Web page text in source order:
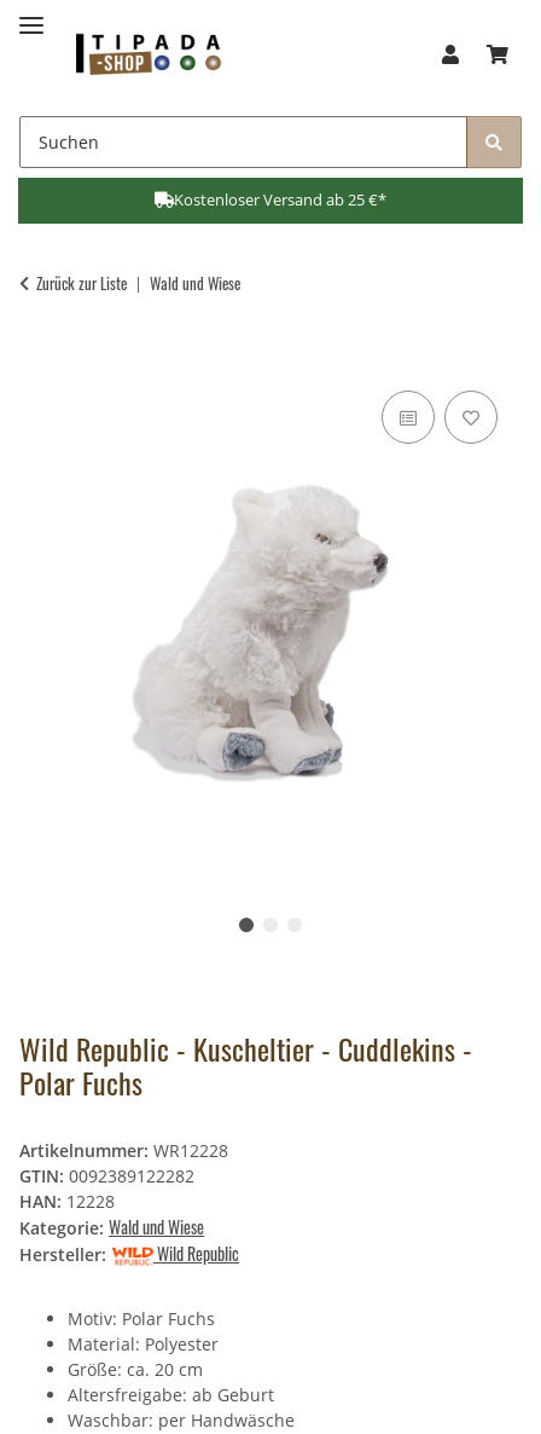
Kostenloser Versand ab 25 €*
Zurück zur Liste Wald und Wiese
Wild Republic - Kuscheltier - Cuddlekins -
Polar Fuchs
Artikelnummer: WR12228
GTIN: 0092389122282
HAN: 12228
Kategorie: Wald und Wiese
Hersteller: Wild Republic
Motiv: Polar Fuchs
Material: Polyester
Größe: ca. 20 cm
Altersfreigabe: ab Geburt
Waschbar: per Handwäsche